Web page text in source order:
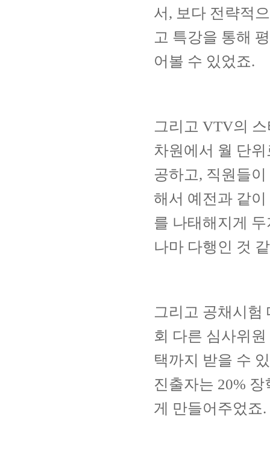
서, 보다 전략적
고 특강을 통해
어볼 수 있었죠.
그리고 VTV의
차원에서 월 단
공하고, 직원들
해서 예전과 같
를 나태해지게
나마 다행인 것
그리고 공채시험
회 다른 심사위
택까지 받을 수
진출자는 20% 장
게 만들어주었죠.